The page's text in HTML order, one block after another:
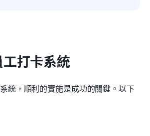
打卡系統
統，順利的實施是成功的關鍵。以下